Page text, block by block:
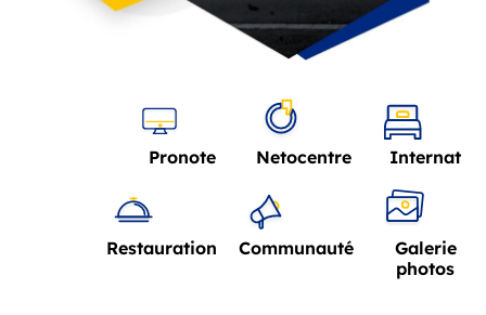
Pronote Netocentre Internat
Restauration Communauté
Galerie
photos